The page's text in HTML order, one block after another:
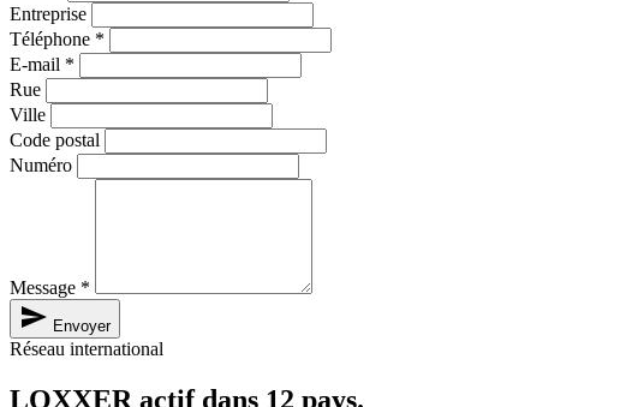
Entreprise
Téléphone *
E-mail *
Rue
Ville
Code postal
Numéro
Message *
send Envoyer
Réseau international
LOXXER actif dans 12 pays.